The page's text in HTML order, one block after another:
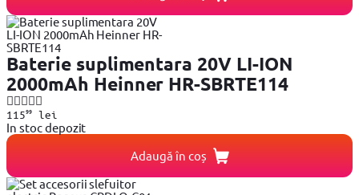
Baterie suplimentara 20V LI-ION
2000mAh Heinner HR-SBRTE114
11599lei
In stoc depozit
Adaugă în coș